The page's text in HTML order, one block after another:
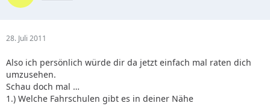
28. Juli 2011
Also ich persönlich würde dir da jetzt einfach mal raten dich
umzusehen.
Schau doch mal …
1.) Welche Fahrschulen gibt es in deiner Nähe